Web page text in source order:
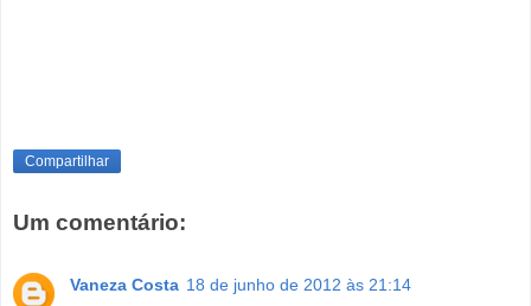
Compartilhar
Um comentário:
Vaneza Costa 18 de junho de 2012 às 21:14